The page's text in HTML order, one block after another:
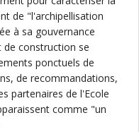
de "l'archipellisation
à sa gouvernance
de construction se
ponctuels de
de recommandations,
partenaires de l'Ecole
comme "un